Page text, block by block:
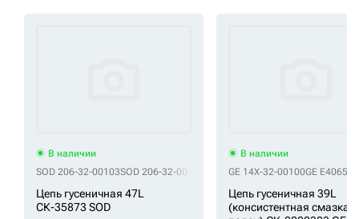
В наличии
SOD 206-32-00103SOD 206-32-00104 SOD 5608109SOD 71401448SOD
Цепь гусеничная 47L
СК-35873 SOD
В наличии
GE 14X-32-00100GE
Цепь гусеничная 39L
(консистентная смазка,